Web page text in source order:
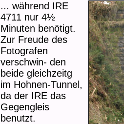
... während IRE
4711 nur 4½
Minuten benötigt.
Zur Freude des
Fotografen
verschwin- den
beide gleichzeitg
im Hohnen-Tunnel,
da der IRE das
Gegengleis
benutzt.